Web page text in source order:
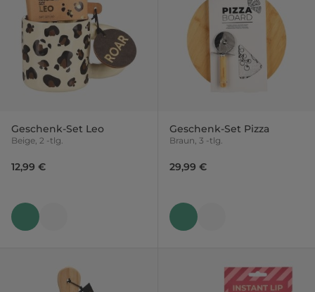
Geschenk-Set Leo
Beige, 2 -tlg.
12,99 €
Geschenk-Set Pizza
Braun, 3 -tlg.
29,99 €